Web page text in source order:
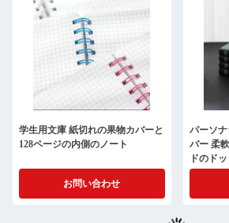
学生用文庫 紙切れの果物カバーと
128ページの内側のノート
お問い合わせ
パーソ
バー 柔
ドのド